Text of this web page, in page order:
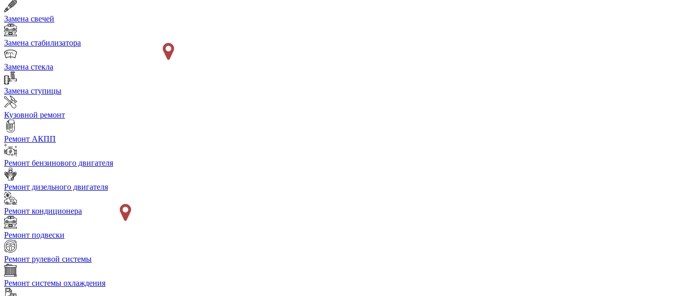
Замена свечей
Замена стабилизатора
Замена стекла
Замена ступицы
Кузовной ремонт
Ремонт АКПП
Ремонт бензинового двигателя
Ремонт дизельного двигателя
Ремонт кондиционера
Ремонт подвески
Ремонт рулевой системы
Ремонт системы охлаждения